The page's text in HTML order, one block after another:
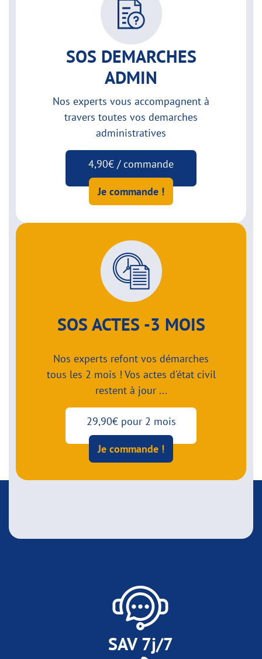
SOS DEMARCHES
ADMIN
Nos experts vous accompagnent à
travers toutes vos demarches
administratives
4,90€ / commande
Je commande !
SOS ACTES -3 MOIS
Nos experts refont vos démarches
tous les 2 mois ! Vos actes d'état civil
restent à jour ...
29,90€ pour 2 mois
Je commande !
SAV 7j/7